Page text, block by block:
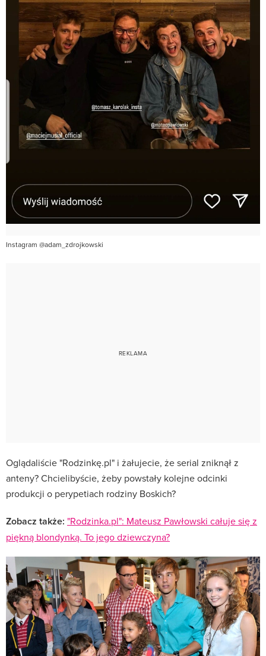
Instagram @adam_zdrojkowski
Oglądaliście "Rodzinkę.pl" i żałujecie, że serial zniknął z
anteny? Chcielibyście, żeby powstały kolejne odcinki
produkcji o perypetiach rodziny Boskich?
Zobacz także: "Rodzinka.pl": Mateusz Pawłowski całuje się z
piękną blondynką. To jego dziewczyna?